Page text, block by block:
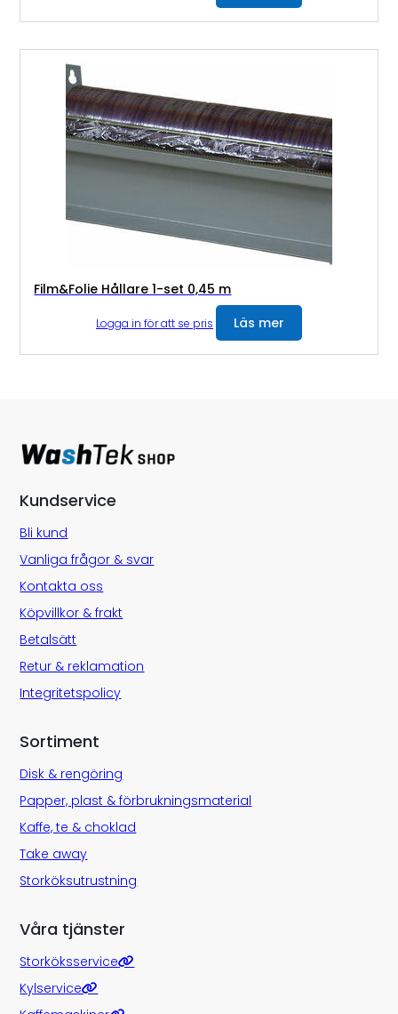
Film&Folie Hållare 1-set 0,45 m
Logga in för att se pris Läs mer
Kundservice
Bli kund
Vanliga frågor & svar
Kontakta oss
Köpvillkor & frakt
Betalsätt
Retur & reklamation
Integritetspolicy
Sortiment
Disk & rengöring
Papper, plast & förbrukningsmaterial
Kaffe, te & choklad
Take away
Storköksutrustning
Våra tjänster
Storköksservice
Kylservice